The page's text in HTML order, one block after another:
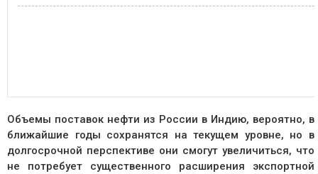
Объемы поставок нефти из России в Индию, вероятно, в
ближайшие годы сохранятся на текущем уровне, но в
долгосрочной перспективе они смогут увеличиться, что
не потребует существенного расширения экспортной